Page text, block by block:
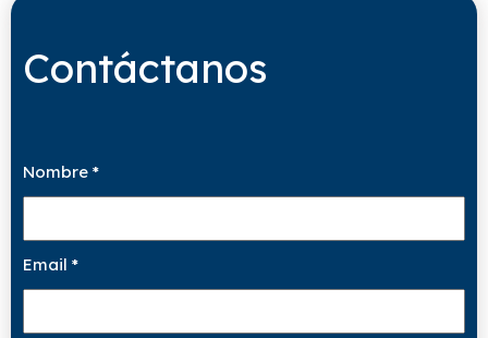
Contáctanos
Nombre *
Email *